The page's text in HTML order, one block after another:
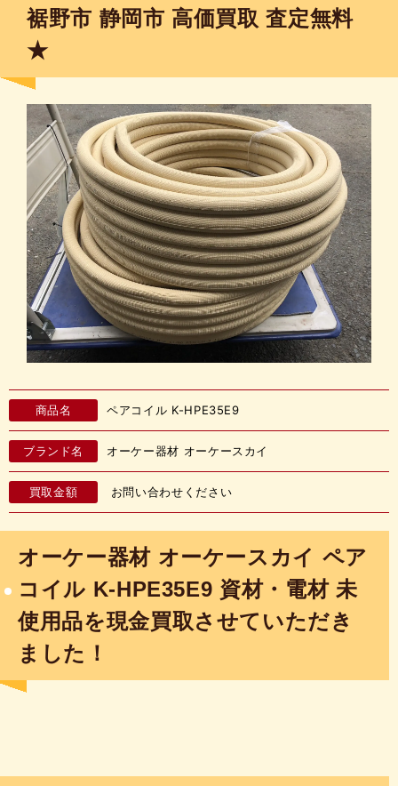
裾野市 静岡市 高価買取 査定無料
★
商品名 ペアコイル K-HPE35E9
ブランド名 オーケー器材 オーケースカイ
買取金額 お問い合わせください
オーケー器材 オーケースカイ ペア
コイル K-HPE35E9 資材・電材 未
使用品を現金買取させていただき
ました！